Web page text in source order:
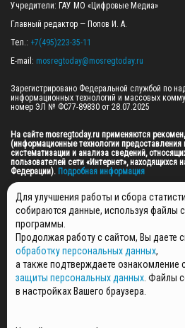
Учредители: ГАУ МО «Цифровые Медиа»
Главный редактор — Попов И. А.
Тел.: +7(495)223-35-11
E-mail: mosregtoday@mosregtoday.ru
Зарегистрировано Федеральной службой по
информационных технологий и массовых
номер ЭЛ № ФС77-89830 от 28.07.2025
На сайте mosregtoday.ru применяются
(информационные технологии
систематизации и анализа сведений,
пользователей сети «Интернет», находящихся
Федерации). Подробная информация
© 2026 ПРАВА НА ВСЕ МАТЕРИАЛЫ САЙТА
МЕДИА" (ОГРН: 1255000059467).
ПОЛИТИКА ОБРАБОТКИ И ЗАЩИТЫ
НОВОСТИ
ГАЗЕТЫ
РЕКЛАМОДАТЕЛЯМ
Для улучшения работы и сбора
собираются данные, используя файлы
программы.
Продолжая работу с сайтом, Вы даете
обработку персональных данных,
а также подтверждаете ознакомление
защиты персональных данных . Файлы
в настройках Вашего браузера.